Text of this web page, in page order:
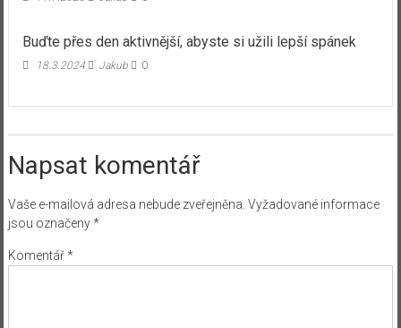
Buďte přes den aktivnější, abyste si užili lepší spánek
18.3.2024 Jakub 0
Napsat komentář
Vaše e-mailová adresa nebude zveřejněna. Vyžadované informace
jsou označeny*
Komentář*